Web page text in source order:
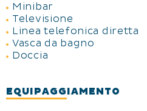
Minibar
Televisione
Linea telefonica diretta
Vasca da bagno
Doccia
EQUIPAGGIAMENTO